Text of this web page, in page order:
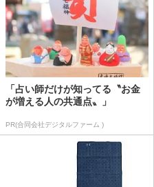
「占い師だけが知ってる〝お金
が増える人の共通点〟」
PR(合同会社デジタルファーム )